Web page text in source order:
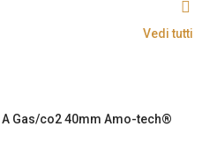
Vedi tutti
Gas/co2 40mm Amo-tech®